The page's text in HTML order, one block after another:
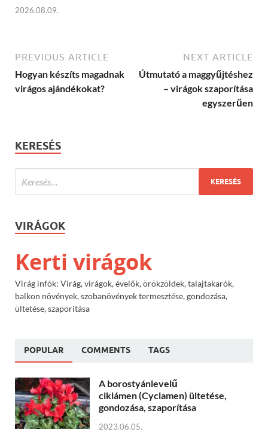
2026.08.09.
PREVIOUS ARTICLE
Hogyan készíts magadnak
virágos ajándékokat?
NEXT ARTICLE
Útmutató a maggyűjtéshez
– virágok szaporítása
egyszerűen
KERESÉS
VIRÁGOK
Kerti virágok
Virág infók: Virág, virágok, évelők, örökzöldek, talajtakarók,
balkon növények, szobanövények termesztése, gondozása,
ültetése, szaporítása
POPULAR COMMENTS TAGS
A borostyánlevelű
ciklámen (Cyclamen) ültetése,
gondozása, szaporítása
2023.06.05.